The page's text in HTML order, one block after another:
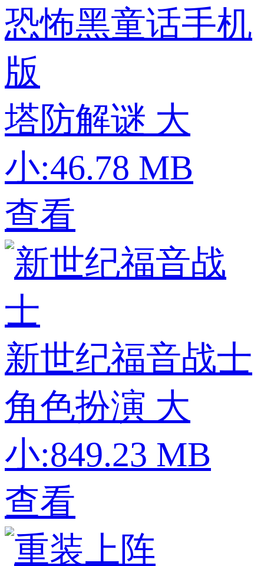
恐怖黑童话手机
版
塔防解谜 大
小:46.78 MB
查看
新世纪福音战士
角色扮演 大
小:849.23 MB
查看